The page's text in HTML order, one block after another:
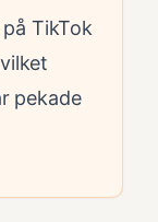
TikTok
pekade